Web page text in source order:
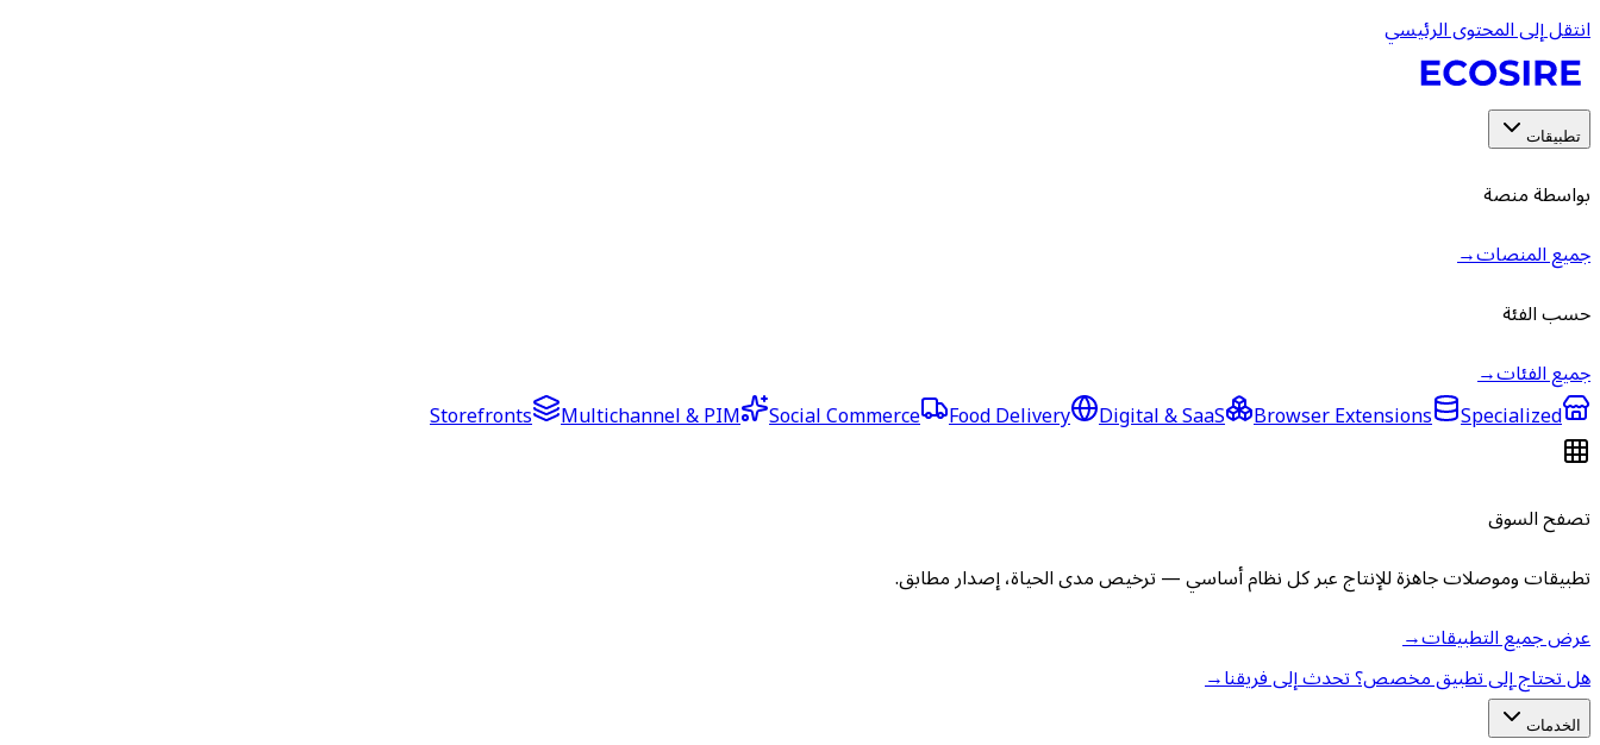
انتقل إلى المحتوى الرئيسي
تطبيقات
بواسطة منصة
جميع المنصات→
حسب الفئة
جميع الفئات→
Storefronts
Multichannel & PIM Social Commerce Food Delivery Digital & SaaS Browser Extensions Specialized
تصفح السوق
تطبيقات وموصلات جاهزة للإنتاج عبر كل نظام أساسي — ترخيص مدى الحياة، إصدار مطابق.
عرض جميع التطبيقات→
هل تحتاج إلى تطبيق مخصص؟ تحدث إلى فريقنا→
الخدمات